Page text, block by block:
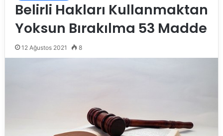
Belirli Hakları Kullanmaktan
Yoksun Bırakılma 53 Madde
12 Ağustos 2021 8